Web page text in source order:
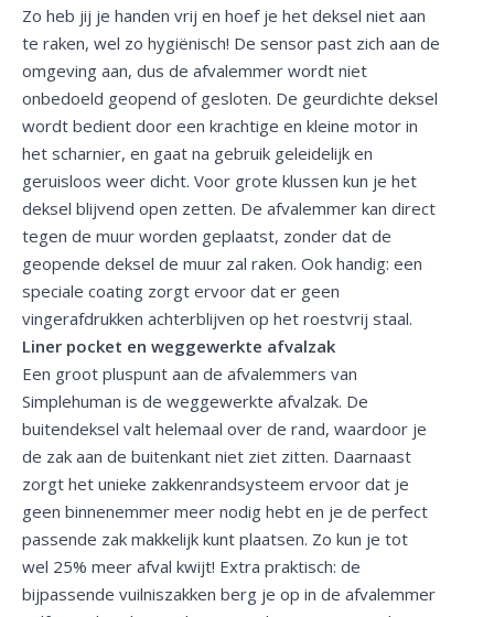
Zo heb jij je handen vrij en hoef je het deksel niet aan
te raken, wel zo hygiënisch! De sensor past zich aan de
omgeving aan, dus de afvalemmer wordt niet
onbedoeld geopend of gesloten. De geurdichte deksel
wordt bedient door een krachtige en kleine motor in
het scharnier, en gaat na gebruik geleidelijk en
geruisloos weer dicht. Voor grote klussen kun je het
deksel blijvend open zetten. De afvalemmer kan direct
tegen de muur worden geplaatst, zonder dat de
geopende deksel de muur zal raken. Ook handig: een
speciale coating zorgt ervoor dat er geen
vingerafdrukken achterblijven op het roestvrij staal.
Liner pocket en weggewerkte afvalzak
Een groot pluspunt aan de afvalemmers van
Simplehuman is de weggewerkte afvalzak. De
buitendeksel valt helemaal over de rand, waardoor je
de zak aan de buitenkant niet ziet zitten. Daarnaast
zorgt het unieke zakkenrandsysteem ervoor dat je
geen binnenemmer meer nodig hebt en je de perfect
passende zak makkelijk kunt plaatsen. Zo kun je tot
wel 25% meer afval kwijt! Extra praktisch: de
bijpassende vuilniszakken berg je op in de afvalemmer